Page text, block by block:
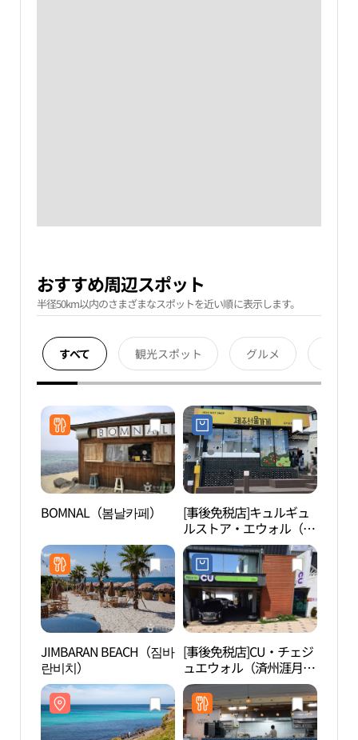
おすすめ周辺スポット
半径50km以内のさまざまなスポットを近い順に表示します。
すべて 観光スポット グルメ
BOMNAL（봄날카페）
[事後免税店]キュルギュ
ルストア・エウォル（涯
月）店(귤귤스토어 애월
점)
JIMBARAN BEACH（짐바
란비치）
[事後免税店]CU・チェジ
ュエウォル（済州涯月）
ハンダム店(CU 제주애월
한담점)